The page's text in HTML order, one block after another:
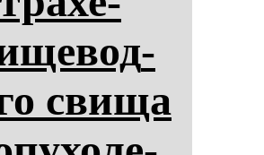
сви­ща